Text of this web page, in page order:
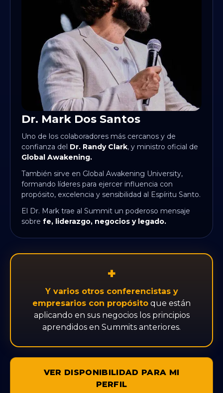
Dr. Mark Dos Santos
Uno de los colaboradores más cercanos y de
confianza del Dr. Randy Clark, y ministro oficial de
Global Awakening.
También sirve en Global Awakening University,
formando líderes para ejercer influencia con
propósito, excelencia y sensibilidad al Espíritu Santo.
El Dr. Mark trae al Summit un poderoso mensaje
sobre fe, liderazgo, negocios y legado.
+
Y varios otros conferencistas y
empresarios con propósito que están
aplicando en sus negocios los principios
aprendidos en Summits anteriores.
VER DISPONIBILIDAD PARA MI
PERFIL